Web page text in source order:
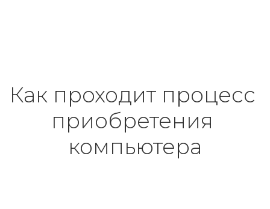
Как проходит процесс
приобретения
компьютера